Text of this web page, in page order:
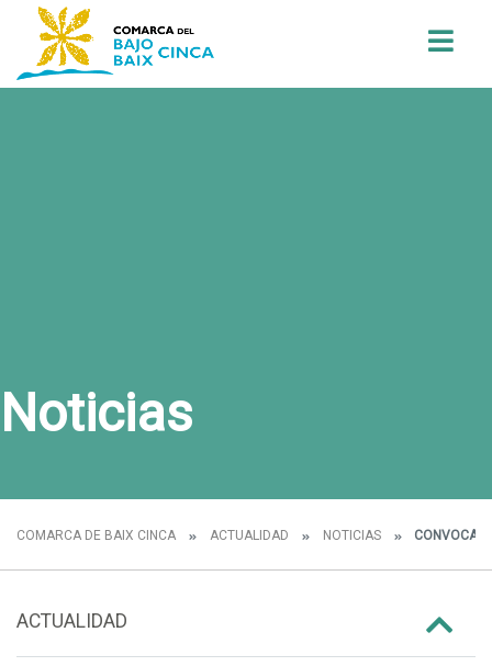
Noticias
COMARCA DE BAIX CINCA ACTUALIDAD NOTICIAS
ACTUALIDAD